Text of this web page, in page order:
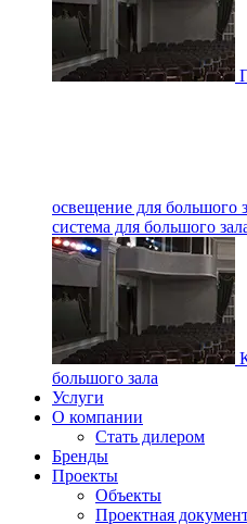
освещение для большого
система для большого
большого зала
Услуги
О компании
Стать дилером
Бренды
Проекты
Объекты
Проектная